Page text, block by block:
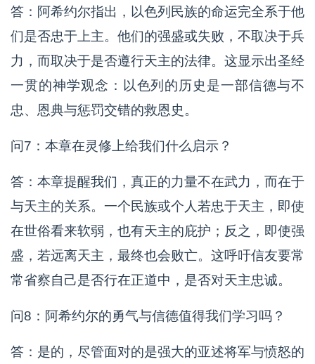
答：阿希约尔指出，以色列民族的命运完全系于他
们是否忠于上主。他们的强盛或失败，不取决于兵
力，而取决于是否遵行天主的法律。这显示出圣经
一贯的神学观念：以色列的历史是一部信德与不
忠、恩典与惩罚交错的救恩史。
问7：本章在灵修上给我们什么启示？
答：本章提醒我们，真正的力量不在武力，而在于
与天主的关系。一个民族或个人若忠于天主，即使
在世俗看来软弱，也有天主的庇护；反之，即使强
盛，若远离天主，最终也会败亡。这呼吁信友要常
常省察自己是否行在正道中，是否对天主忠诚。
问8：阿希约尔的勇气与信德值得我们学习吗？
答：是的，尽管面对的是强大的亚述将军与愤怒的